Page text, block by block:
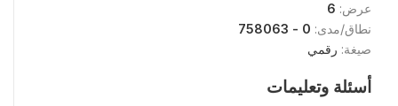
عرض: 6
نطاق/مدى: 0 - 758063
صيغة: رقمي
أسئلة وتعليمات